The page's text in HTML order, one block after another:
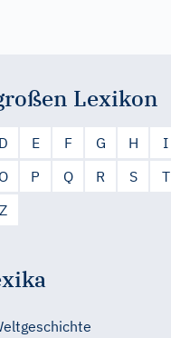
Lexikon
D E F G H I
O P Q R S T
Z